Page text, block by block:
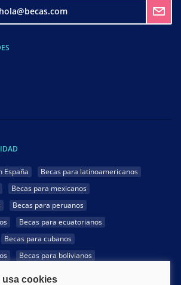
hola@becas.com
España
Becas para latinoamericanos
Becas para mexicanos
Becas para peruanos
Becas para ecuatorianos
Becas para cubanos
Becas para bolivianos